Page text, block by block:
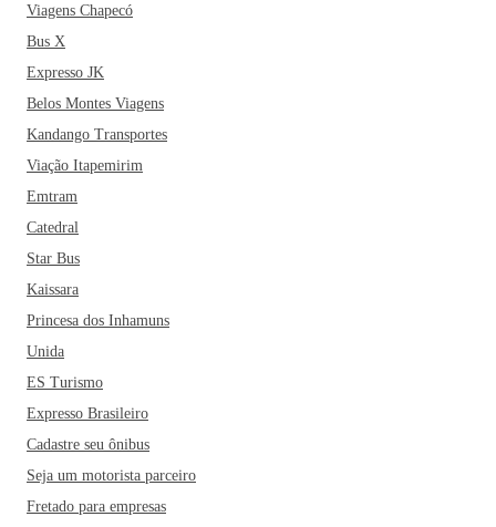
Viagens Chapecó
Bus X
Expresso JK
Belos Montes Viagens
Kandango Transportes
Viação Itapemirim
Emtram
Catedral
Star Bus
Kaissara
Princesa dos Inhamuns
Unida
ES Turismo
Expresso Brasileiro
Cadastre seu ônibus
Seja um motorista parceiro
Fretado para empresas